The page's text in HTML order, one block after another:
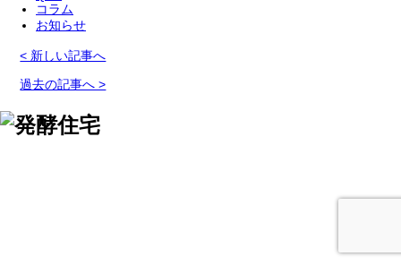
コラム
お知らせ
< 新しい記事へ
過去の記事へ >